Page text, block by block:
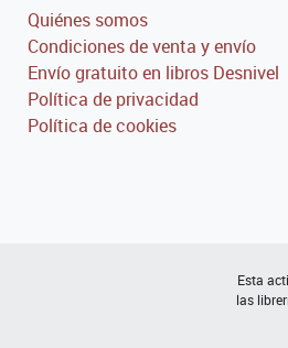
Quiénes somos
Condiciones de venta y envío
Envío gratuito en libros Desnivel
Política de privacidad
Política de cookies
Esta
las